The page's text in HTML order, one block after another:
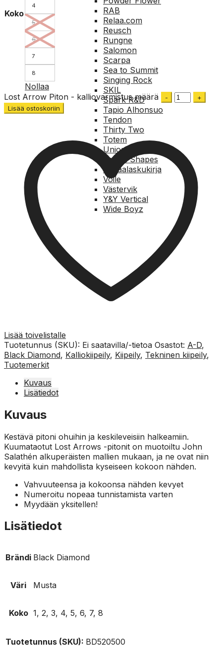
RAB
Relaa.com
Reusch
Rungne
Salomon
Scarpa
Sea to Summit
Singing Rock
SKIL
Spark R&D
Tapio Alhonsuo
Tendon
Thirty Two
Totem
Union
United Shapes
Vapaalaskukirja
Voile
Västervik
Y&Y Vertical
Wide Boyz
Koko
4
5
6
7
8
Nollaa
Lost Arrow Piton - kalliovarmistus määrä
Lisää ostoskoriin
Lisää toivelistalle
Tuotetunnus (SKU): Ei saatavilla/-tietoa Osastot: A-D,
Black Diamond, Kalliokiipeily, Kiipeily, Tekninen kiipeily,
Tuotemerkit
Kuvaus
Lisätiedot
Kuvaus
Kestävä pitoni ohuihin ja keskileveisiin halkeamiin.
Kuumataotut Lost Arrows -pitonit on muotoiltu John
Salathén alkuperäisten mallien mukaan, ja ne ovat niin
kevyitä kuin mahdollista kyseiseen kokoon nähden.
Vahvuuteensa ja kokoonsa nähden kevyet
Numeroitu nopeaa tunnistamista varten
Myydään yksitellen!
Lisätiedot
Brändi Black Diamond
Väri Musta
Koko 1, 2, 3, 4, 5, 6, 7, 8
Tuotetunnus (SKU): BD520500